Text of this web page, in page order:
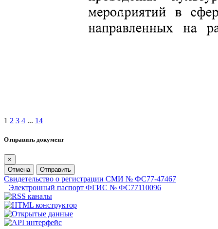
1 2 3 4 ... 14
Отправить документ
×
Отмена
Отправить
Свидетельство о регистрации СМИ № ФС77-47467
Электронный паспорт ФГИС № ФС77110096